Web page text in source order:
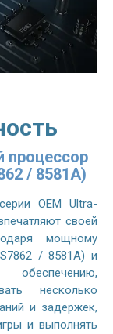
/ 8581A)
OEM Ultra-
своей
мощному
/ 8581A) и
обеспечению,
несколько
и задержек,
и выполнять